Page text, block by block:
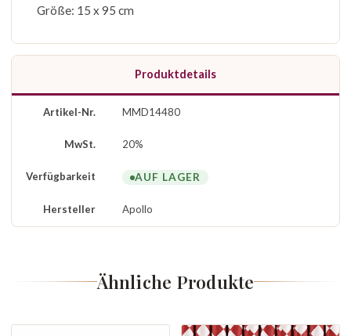
Größe: 15 x 95 cm
Produktdetails
Artikel-Nr. MMD14480
MwSt. 20%
Verfügbarkeit AUF LAGER
Hersteller Apollo
Ähnliche Produkte